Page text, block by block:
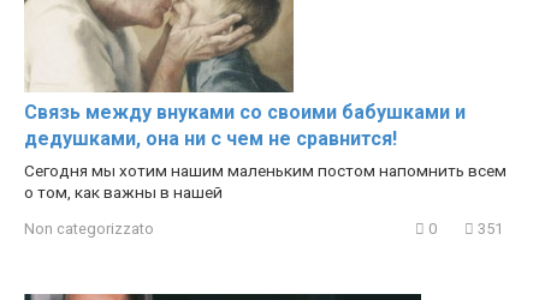
Связь между внуками со своими бабушками и
дедушками, она ни с чем не сравнится!
Сегодня мы хотим нашим маленьким постом напомнить всем
о том, как важны в нашей
Non categorizzato 0 351